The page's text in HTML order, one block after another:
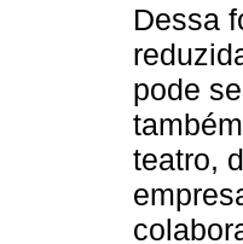
Dessa
pode
teatro,